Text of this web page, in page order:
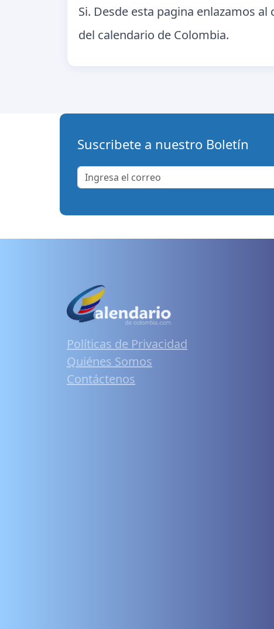
Si. Desde esta pagina enlazamos
del calendario de Colombia.
Suscribete a nuestro Boletín
Políticas de Privacidad
Quiénes Somos
Contáctenos